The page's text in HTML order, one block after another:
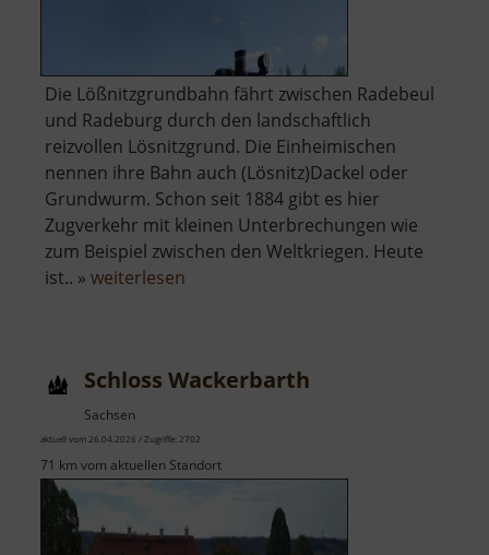
Die Lößnitzgrundbahn fährt zwischen Radebeul
und Radeburg durch den landschaftlich
reizvollen Lösnitzgrund. Die Einheimischen
nennen ihre Bahn auch (Lösnitz)Dackel oder
Grundwurm. Schon seit 1884 gibt es hier
Zugverkehr mit kleinen Unterbrechungen wie
zum Beispiel zwischen den Weltkriegen. Heute
ist.. » weiterlesen
Schloss Wackerbarth
Sachsen
aktuell vom 26.04.2026 / Zugriffe: 2702
71 km vom aktuellen Standort